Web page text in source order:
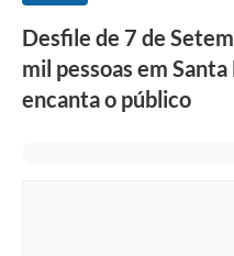
Legislação
Covid-19
Desfile de 7 de
mil pessoas em
encanta o público